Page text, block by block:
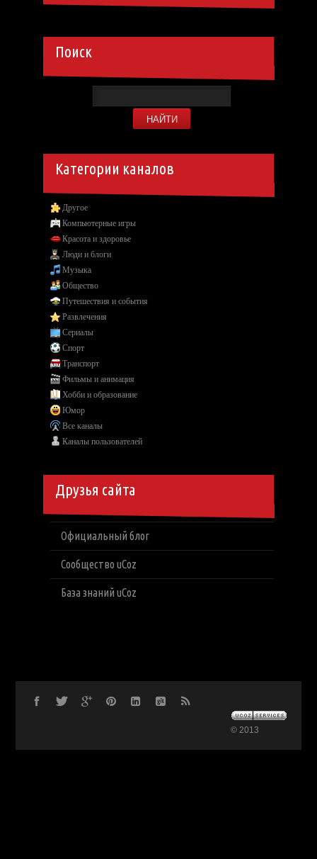
Поиск
Категории каналов
Другое
Компьютерные игры
Красота и здоровье
Люди и блоги
Музыка
Общество
Путешествия и события
Развлечения
Сериалы
Спорт
Транспорт
Фильмы и анимация
Хобби и образование
Юмор
Все каналы
Каналы пользователей
Друзья сайта
Официальный блог
Сообщество uCoz
База знаний uCoz
© 2013